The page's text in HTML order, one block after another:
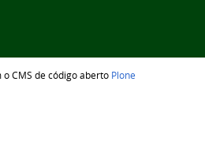
o CMS de código aberto Plone